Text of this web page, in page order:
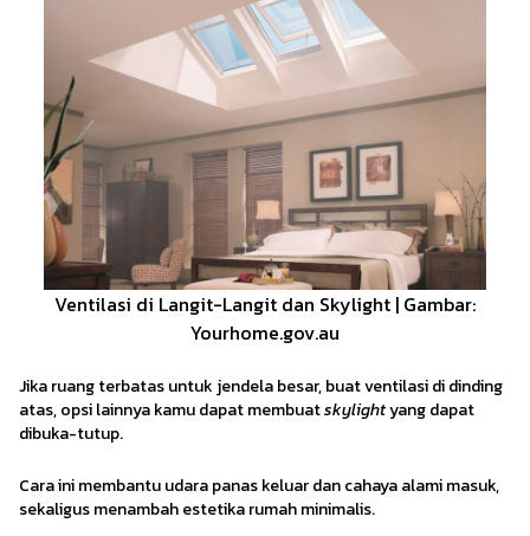
Ventilasi di Langit-Langit dan Skylight | Gambar:
Yourhome.gov.au
Jika ruang terbatas untuk jendela besar, buat ventilasi di dinding
atas, opsi lainnya kamu dapat membuatskylightyang dapat
dibuka-tutup.
Cara ini membantu udara panas keluar dan cahaya alami masuk,
sekaligus menambah estetika rumah minimalis.